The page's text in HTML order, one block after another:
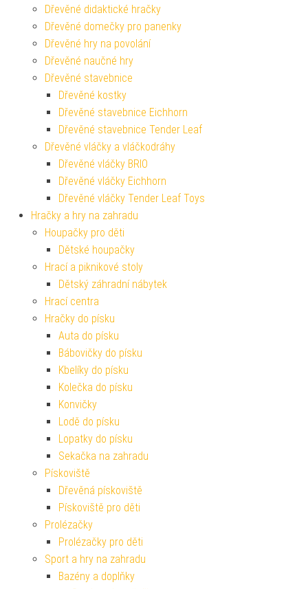
Dřevěné didaktické hračky
Dřevěné domečky pro panenky
Dřevěné hry na povolání
Dřevěné naučné hry
Dřevěné stavebnice
Dřevěné kostky
Dřevěné stavebnice Eichhorn
Dřevěné stavebnice Tender Leaf
Dřevěné vláčky a vláčkodráhy
Dřevěné vláčky BRIO
Dřevěné vláčky Eichhorn
Dřevěné vláčky Tender Leaf Toys
Hračky a hry na zahradu
Houpačky pro děti
Dětské houpačky
Hrací a piknikové stoly
Dětský záhradní nábytek
Hrací centra
Hračky do písku
Auta do písku
Bábovičky do písku
Kbelíky do písku
Kolečka do písku
Konvičky
Lodě do písku
Lopatky do písku
Sekačka na zahradu
Pískoviště
Dřevěná pískoviště
Pískoviště pro děti
Prolézačky
Prolézačky pro děti
Sport a hry na zahradu
Bazény a doplňky